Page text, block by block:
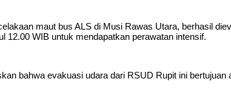
maut bus ALS di Musi Rawas Utara, berhasil
12.00 WIB untuk mendapatkan perawatan intensif.
bahwa evakuasi udara dari RSUD Rupit ini